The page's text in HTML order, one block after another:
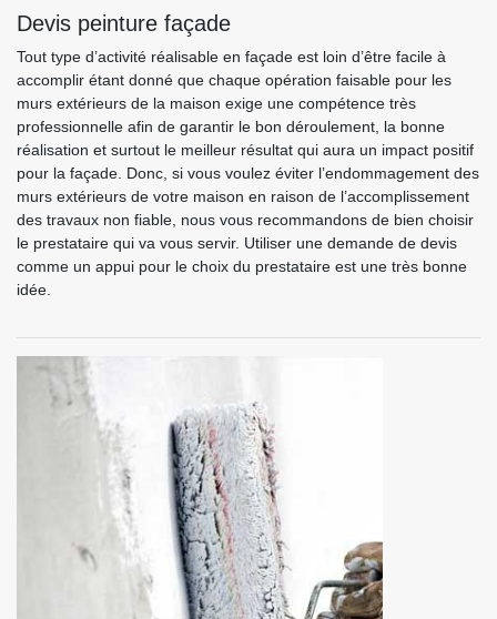
Devis peinture façade
Tout type d’activité réalisable en façade est loin d’être facile à
accomplir étant donné que chaque opération faisable pour les
murs extérieurs de la maison exige une compétence très
professionnelle afin de garantir le bon déroulement, la bonne
réalisation et surtout le meilleur résultat qui aura un impact positif
pour la façade. Donc, si vous voulez éviter l’endommagement des
murs extérieurs de votre maison en raison de l’accomplissement
des travaux non fiable, nous vous recommandons de bien choisir
le prestataire qui va vous servir. Utiliser une demande de devis
comme un appui pour le choix du prestataire est une très bonne
idée.